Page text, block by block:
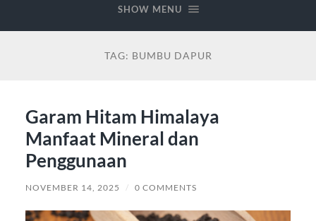
SHOW MENU
TAG: BUMBU DAPUR
Garam Hitam Himalaya
Manfaat Mineral dan
Penggunaan
NOVEMBER 14, 2025 / 0 COMMENTS